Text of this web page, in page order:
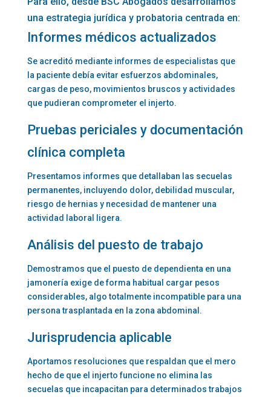
una estrategia jurídica y probatoria centrada en:
Informes médicos actualizados
Se acreditó mediante informes de especialistas que
la paciente debía evitar esfuerzos abdominales,
cargas de peso, movimientos bruscos y actividades
que pudieran comprometer el injerto.
Pruebas periciales y documentación
clínica completa
Presentamos informes que detallaban las secuelas
permanentes, incluyendo dolor, debilidad muscular,
riesgo de hernias y necesidad de mantener una
actividad laboral ligera.
Análisis del puesto de trabajo
Demostramos que el puesto de dependienta en una
jamonería exige de forma habitual cargar pesos
considerables, algo totalmente incompatible para una
persona trasplantada en la zona abdominal.
Jurisprudencia aplicable
Aportamos resoluciones que respaldan que el mero
hecho de que el injerto funcione no elimina las
secuelas que incapacitan para determinados trabajos